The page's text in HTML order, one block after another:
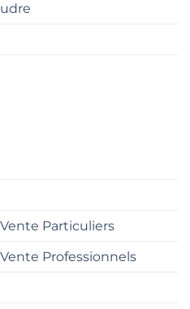
Particuliers
Professionnels